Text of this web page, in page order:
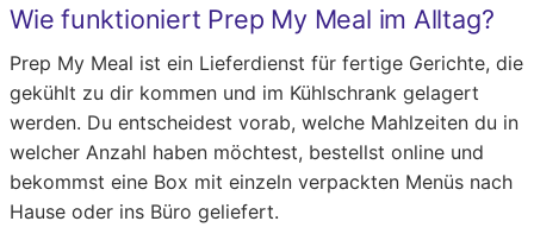
Wie funktioniert Prep My Meal im Alltag?
Prep My Meal ist ein Lieferdienst für fertige Gerichte, die
gekühlt zu dir kommen und im Kühlschrank gelagert
werden. Du entscheidest vorab, welche Mahlzeiten du in
welcher Anzahl haben möchtest, bestellst online und
bekommst eine Box mit einzeln verpackten Menüs nach
Hause oder ins Büro geliefert.